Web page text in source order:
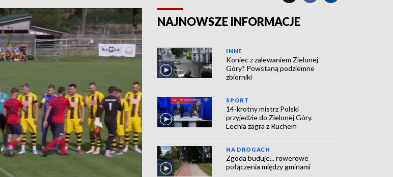
NAJNOWSZE INFORMACJE
INNE
Koniec z zalewaniem Zielonej
Góry? Powstaną podziemne
zbiorniki
SPORT
14-krotny mistrz Polski
przyjedzie do Zielonej Góry.
Lechia zagra z Ruchem
NA DROGACH
Zgoda buduje... rowerowe
połączenia między gminami